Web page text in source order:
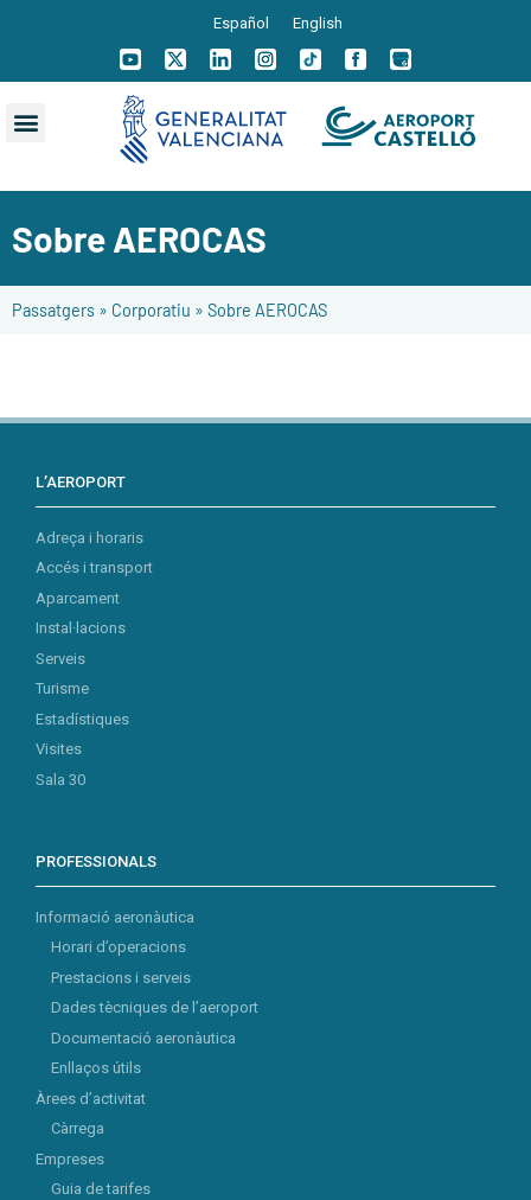
Español English
Sobre AEROCAS
Passatgers » Corporatiu » Sobre AEROCAS
L’AEROPORT
Adreça i horaris
Accés i transport
Aparcament
Instal·lacions
Serveis
Turisme
Estadístiques
Visites
Sala 30
PROFESSIONALS
Informació aeronàutica
Horari d’operacions
Prestacions i serveis
Dades tècniques de l’aeroport
Documentació aeronàutica
Enllaços útils
Àrees d’activitat
Càrrega
Empreses
Guia de tarifes